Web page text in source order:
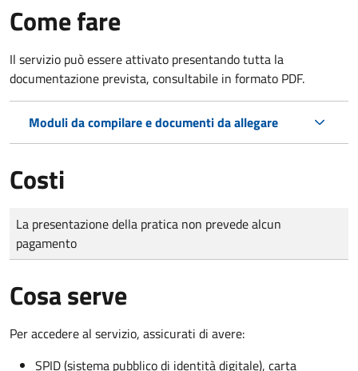
Come fare
Il servizio può essere attivato presentando tutta la
documentazione prevista, consultabile in formato PDF.
Moduli da compilare e documenti da allegare
Costi
Tipo di pagamento
Importo
La presentazione della pratica non prevede alcun
pagamento
Cosa serve
Per accedere al servizio, assicurati di avere:
SPID (sistema pubblico di identità digitale), carta